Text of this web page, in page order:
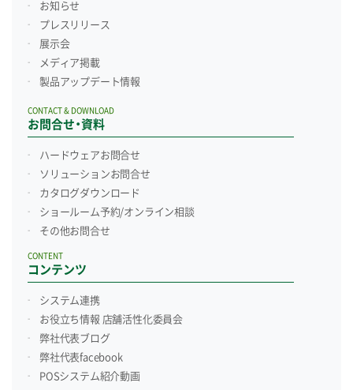
お知らせ
プレスリリース
展示会
メディア掲載
製品アップデート情報
お問合せ・資料
CONTACT & DOWNLOAD
ハードウェアお問合せ
ソリューションお問合せ
カタログダウンロード
ショールーム予約/オンライン相談
その他お問合せ
コンテンツ
CONTENT
システム連携
お役立ち情報 店舗活性化委員会
弊社代表ブログ
弊社代表facebook
POSシステム紹介動画